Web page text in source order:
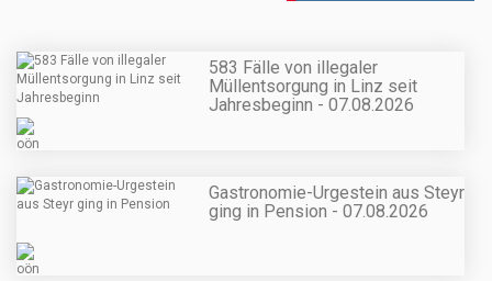
583 Fälle von illegaler
Müllentsorgung in Linz seit
Jahresbeginn - 07.08.2026
Gastronomie-Urgestein aus Steyr
ging in Pension - 07.08.2026